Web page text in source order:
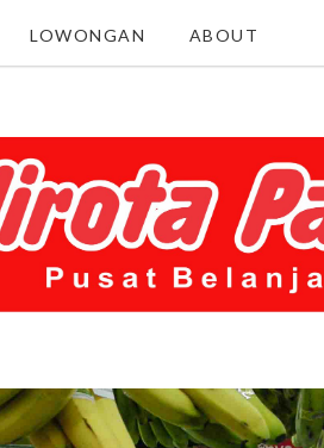
LOWONGAN ABOUT